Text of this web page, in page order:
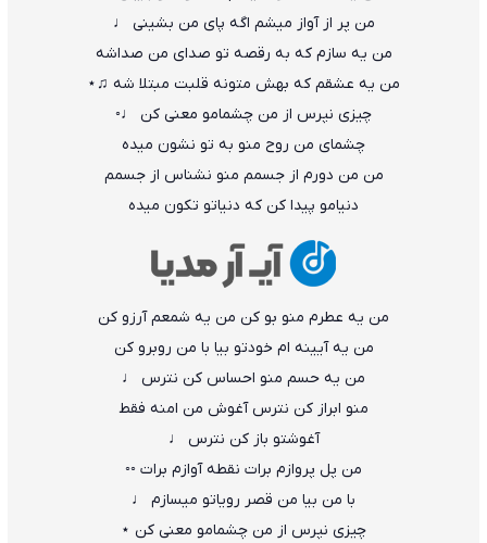
من پر از آواز میشم اگه پای من بشینی ♩
من یه سازم که به رقصه تو صدای من صداشه
من یه عشقم که بهش متونه قلبت مبتلا شه ♫⋆
چیزی نپرس از من چشمامو معنی کن ♩◦
چشمای من روح منو به تو نشون میده
من من دورم از جسمم منو نشناس از جسمم
دنیامو پیدا کن که دنیاتو تکون میده
من یه عطرم منو بو کن من یه شمعم آرزو کن
من یه آیینه ام خودتو بیا با من روبرو کن
من یه حسم منو احساس کن نترس ♩
منو ابراز کن نترس آغوش من امنه فقط
آغوشتو باز کن نترس ♩
من پل پروازم برات نقطه آوازم برات ◦◦
با من بیا من قصر رویاتو میسازم ♩
چیزی نپرس از من چشمامو معنی کن ⋆